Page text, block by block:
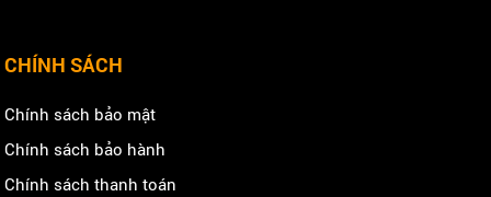
CHÍNH SÁCH
Chính sách bảo mật
Chính sách bảo hành
Chính sách thanh toán